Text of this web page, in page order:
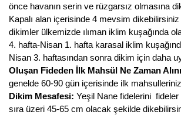
önce havanın serin ve rüzgarsız olmasına
Kapalı alan içerisinde 4 mevsim
dikimler ülkemizde ılıman iklim kuşağında
4. hafta-Nisan 1. hafta karasal iklim
Nisan 3. haftasından sonra dikim için daha
Oluşan Fideden İlk Mahsül Ne Zaman
genelde 60-90 gün içerisinde ilk
Dikim Mesafesi: Yeşil Nane fidelerini fideler
sıra üzeri 45-65 cm olacak şekilde